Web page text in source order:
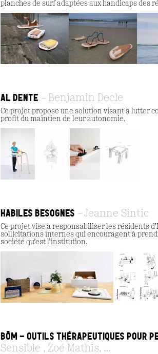
planches de surf adaptées aux handicaps des
AL DENTE Benjamin Decle
Ce projet propose une solution visant à lutter
profit du maintien de leur autonomie.
HABILES BESOGNES Jeanne Sintic
Ce projet vise à responsabiliser les résidents
sollicitations internes qui encouragent à
société qu’est l’institution.
BÔM - OUTILS THÉRAPEUTIQUES POUR
Sensible , Zoé Mathis, …